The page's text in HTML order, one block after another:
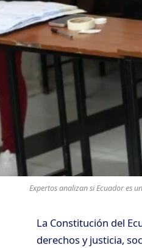
Expertos analizan si Ecuador es
La Constitución del
derechos y justicia,